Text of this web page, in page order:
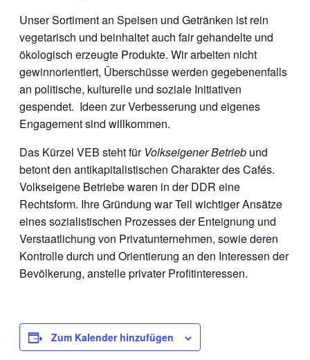
Unser Sortiment an Speisen und Getränken ist rein
vegetarisch und beinhaltet auch fair gehandelte und
ökologisch erzeugte Produkte. Wir arbeiten nicht
gewinnorientiert, Überschüsse werden gegebenenfalls
an politische, kulturelle und soziale Initiativen
gespendet. Ideen zur Verbesserung und eigenes
Engagement sind willkommen.
Das Kürzel VEB steht für Volkseigener Betrieb und
betont den antikapitalistischen Charakter des Cafés.
Volkseigene Betriebe waren in der DDR eine
Rechtsform. Ihre Gründung war Teil wichtiger Ansätze
eines sozialistischen Prozesses der Enteignung und
Verstaatlichung von Privatunternehmen, sowie deren
Kontrolle durch und Orientierung an den Interessen der
Bevölkerung, anstelle privater Profitinteressen.
Zum Kalender hinzufügen